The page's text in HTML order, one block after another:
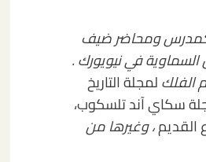
ومحاضر ضيف
في نيويورك.
الفلكلمجلة التاريخ
سكاي آند تلسكوب،
القديم، وغيرها من